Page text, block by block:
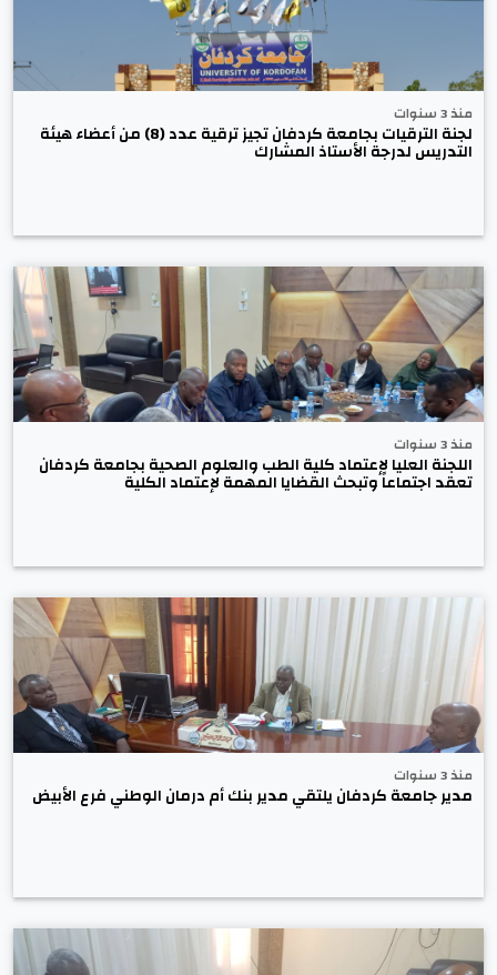
منذ 3 سنوات
لجنة الترقيات بجامعة كردفان تجيز ترقية عدد (8) من أعضاء هيئة
التدريس لدرجة الأستاذ المشارك
منذ 3 سنوات
اللجنة العليا لإعتماد كلية الطب والعلوم الصحية بجامعة كردفان
تعقد اجتماعاً وتبحث القضايا المهمة لإعتماد الكلية
منذ 3 سنوات
مدير جامعة كردفان يلتقي مدير بنك أم درمان الوطني فرع الأبيض